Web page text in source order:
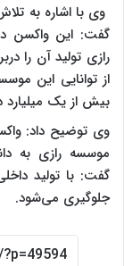
وی با اشاره به
گفت: این واکسن
رازی تولید آن را
از توانایی این
بیش از یک
وی توضیح داد:
موسسه رازی به
گفت: با تولید
جلوگیری می‌شود.